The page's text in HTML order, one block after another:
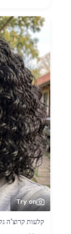
Try on
קלעות קרוצ’ה